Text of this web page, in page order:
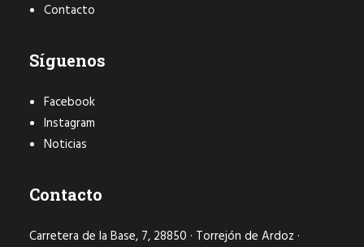
Contacto
Síguenos
Facebook
Instagram
Noticias
Contacto
Carretera de la Base, 7, 28850 · Torrejón de Ardoz ·